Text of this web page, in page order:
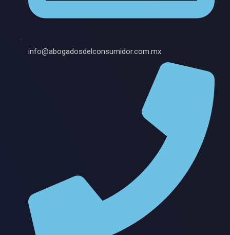
info@abogadosdelconsumidor.com.mx